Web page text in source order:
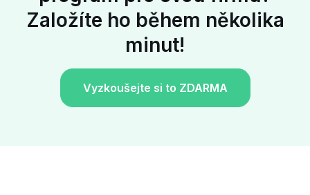
Založíte ho během několika
minut!
Vyzkoušejte si to ZDARMA